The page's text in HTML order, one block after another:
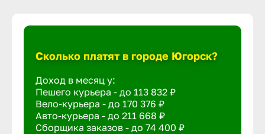
Сколько платят в городе Югорск?
Доход в месяц у:
Пешего курьера - до 113 832 ₽
Вело-курьера - до 170 376 ₽
Авто-курьера - до 211 668 ₽
Сборщика заказов - до 74 400 ₽